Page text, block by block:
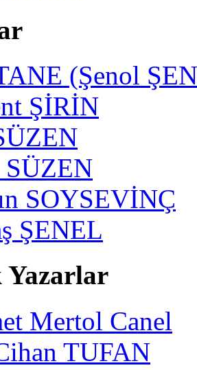
(Şenol
ŞİRİN
SOYSEVİNÇ
ŞENEL
Mertol Canel
TUFAN